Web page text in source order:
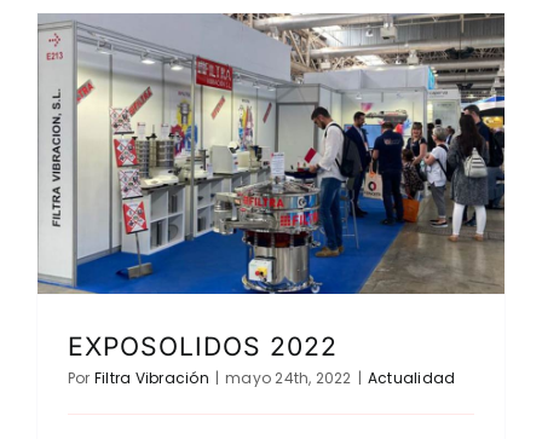
EXPOSOLIDOS 2022
Por Filtra Vibración | mayo 24th, 2022 | Actualidad